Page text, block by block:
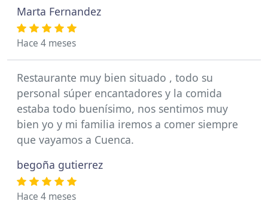
Marta Fernandez
Hace 4 meses
Restaurante muy bien situado , todo su
personal súper encantadores y la comida
estaba todo buenísimo, nos sentimos muy
bien yo y mi familia iremos a comer siempre
que vayamos a Cuenca.
begoña gutierrez
Hace 4 meses